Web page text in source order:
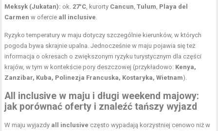
Meksyk (Jukatan): ok. 27°C , kurorty Cancun ,Tulum Playa del
Carmen w ofercie all inclusive
Ryzyko temperatury w maju dotyczy szczególnie kierunków, w których
pogoda bywa skrajnie upalna. Jednocześnie w maju pojawia się też
informacja o okresach o zwiększonym ryzyku turystycznym dla części
krajów, w tym w kontekście pory deszczowej (przykładowo: Kenya,
Zanzibar, Kuba, Polinezja Francuska, Kostaryka, Wietnam).
All inclusive w maju i długi weekend majowy:
jak porównać oferty i znaleźć tańszy wyjazd
W maju wyjazdy all inclusive często wypadają korzystniej cenowo niż w